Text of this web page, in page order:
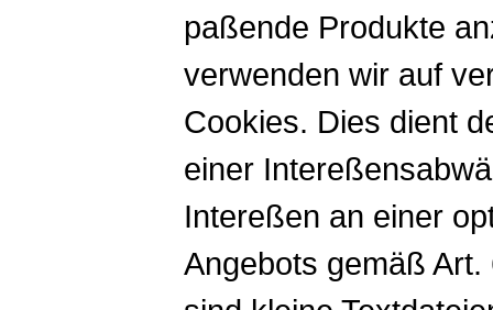
paßende Produkte
verwenden wir auf
Cookies. Dies dient
einer
Intereßen an einer
Angebots gemäß